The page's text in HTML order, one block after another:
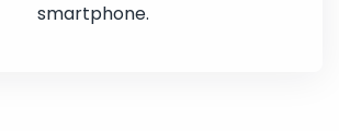
smartphone.